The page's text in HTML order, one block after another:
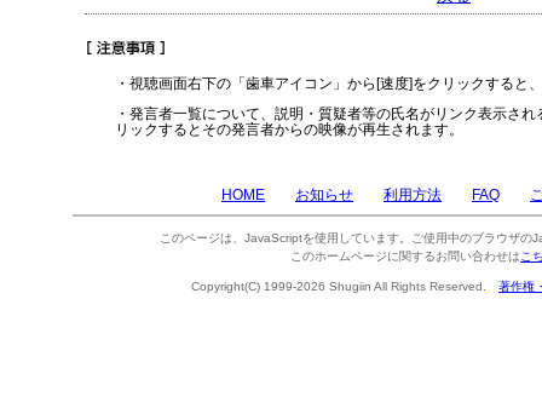
・視聴画面右下の「歯車アイコン」から[速度]をクリックすると
・発言者一覧について、説明・質疑者等の氏名がリンク表示さ
リックするとその発言者からの映像が再生されます。
HOME お知らせ 利用方法 FAQ
このページは、JavaScriptを使用しています。ご使用中のブラウザの
このホームページに関するお問い合わせは こ
Copyright(C) 1999-2026 Shugiin All Rights Reserved. 著作権